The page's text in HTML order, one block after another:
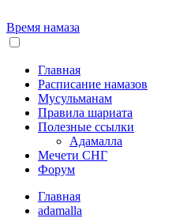
Время намаза
Главная
Расписание намазов
Мусульманам
Правила шариата
Полезные ссылки
Адамалла
Мечети СНГ
Форум
Главная
adamalla